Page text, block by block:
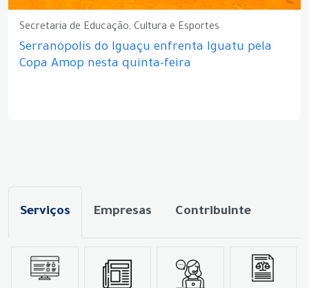
Secretaria de Educação, Cultura e Esportes
Serranópolis do Iguaçu enfrenta Iguatu pela
Copa Amop nesta quinta-feira
Serviços Empresas Contribuinte